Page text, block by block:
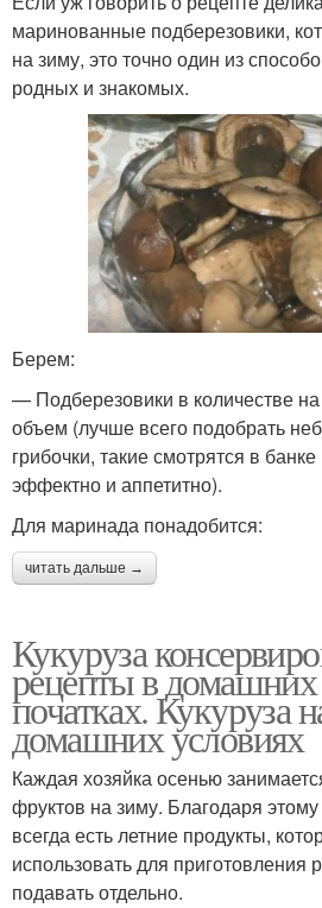
маринованные подберезовики,
на зиму, это точно один из
родных и знакомых.
Берем:
— Подберезовики в количестве
объем (лучше всего подобрать
грибочки, такие смотрятся в
эффектно и аппетитно).
Для маринада понадобится:
читать дальше →
Кукуруза
рецепты в домашних
початках. Кукуруза
домашних условиях
Каждая хозяйка осенью
фруктов на зиму. Благодаря
всегда есть летние продукты,
использовать для приготовления
подавать отдельно.